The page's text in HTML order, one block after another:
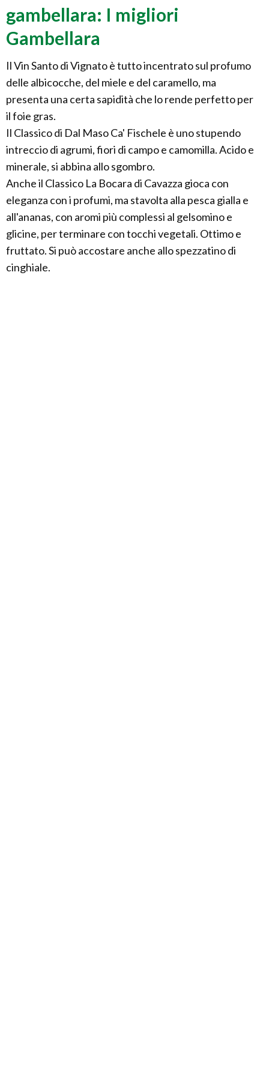
gambellara: I migliori
Gambellara
Il Vin Santo di Vignato è tutto incentrato sul profumo
delle albicocche, del miele e del caramello, ma
presenta una certa sapidità che lo rende perfetto per
il foie gras.
Il Classico di Dal Maso Ca' Fischele è uno stupendo
intreccio di agrumi, fiori di campo e camomilla. Acido e
minerale, si abbina allo sgombro.
Anche il Classico La Bocara di Cavazza gioca con
eleganza con i profumi, ma stavolta alla pesca gialla e
all'ananas, con aromi più complessi al gelsomino e
glicine, per terminare con tocchi vegetali. Ottimo e
fruttato. Si può accostare anche allo spezzatino di
cinghiale.